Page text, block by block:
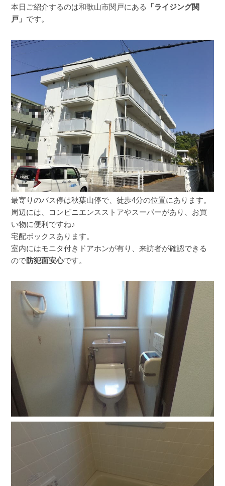
本日ご紹介するのは和歌山市関戸にある
「ライジング関
戸」 です。
最寄りのバス停は秋葉山停で、徒歩4分の位置にあります。
周辺には、コンビニエンスストアやスーパーがあり、お買
い物に便利ですね♪
宅配ボックスあります。
室内にはモニタ付きドアホンが有り、来訪者が確認できる
ので防犯面安心です。